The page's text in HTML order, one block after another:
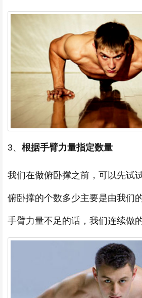
3、 根据手臂力量指定数量
我们在做俯卧撑之前，可以先试
俯卧撑的个数多少主要是由我们
手臂力量不足的话，我们连续做